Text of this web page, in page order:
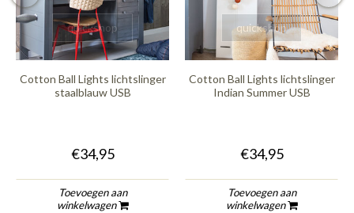
quickshop
Cotton Ball Lights lichtslinger
staalblauw USB
€34,95
Toevoegen aan
winkelwagen
quickshop
Cotton Ball Lights lichtslinger
Indian Summer USB
€34,95
Toevoegen aan
winkelwagen